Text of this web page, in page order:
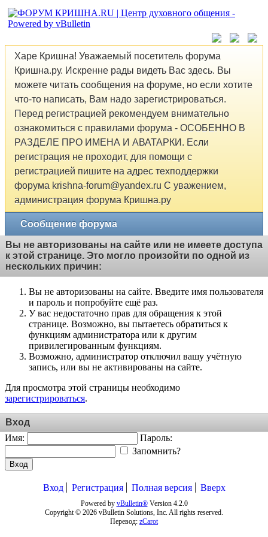
Харе Кришна! Уважаемый посетитель форума
Кришна.ру. Искренне рады видеть Вас здесь. Вы
можете читать сообщения на форуме, но если хотите
что-то написать, Вам надо зарегистрироваться.
Перед регистрацией рекомендуем внимательно
ознакомиться с правилами форума - ОСОБЕННО В
РАЗДЕЛЕ ПРО ИМЕНА И АВАТАРКИ. Если
регистрация не проходит, для помощи с
регистрацией пишите на адрес техподдержки
форума krishna-forum@yandex.ru С уважением,
администрация форума Кришна.ру
Сообщение форума
Вы не авторизованы на сайте или не имеете доступа
к этой странице. Это могло произойти по одной из
нескольких причин:
Вы не авторизованы на сайте. Введите имя пользователя
и пароль и попробуйте ещё раз.
У вас недостаточно прав для обращения к этой
странице. Возможно, вы пытаетесь обратиться к
функциям администратора или к другим
привилегированным функциям.
Возможно, администратор отключил вашу учётную
запись, или вы не активированы на сайте.
Для просмотра этой страницы необходимо
зарегистрироваться.
Вход
Имя:
Пароль:
Запомнить?
Вход
Вход Регистрация Полная версия Вверх
Powered by vBulletin®Version 4.2.0
Copyright © 2026 vBulletin Solutions, Inc. All rights reserved.
Перевод: zCarot